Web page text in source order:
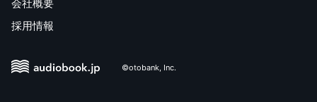
会社概要
採用情報
©otobank, Inc.